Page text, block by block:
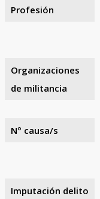
Profesión
Organizaciones
de militancia
Nº causa/s
Imputación delito